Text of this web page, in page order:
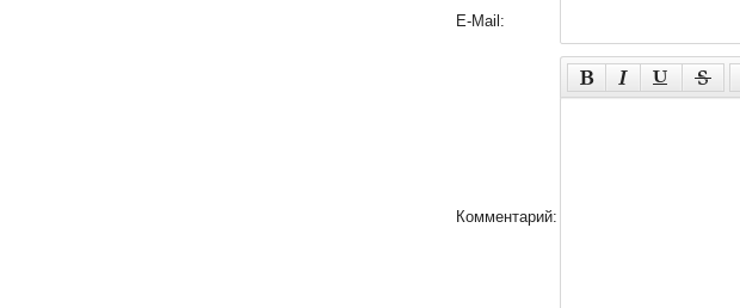
E-Mail:
Комментарий: